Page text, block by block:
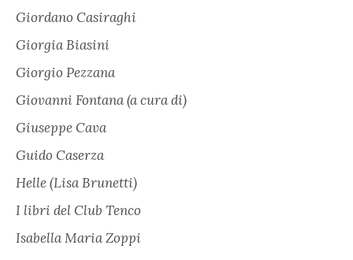
Giordano Casiraghi
Giorgia Biasini
Giorgio Pezzana
Giovanni Fontana (a cura di)
Giuseppe Cava
Guido Caserza
Helle (Lisa Brunetti)
I libri del Club Tenco
Isabella Maria Zoppi